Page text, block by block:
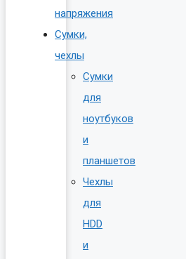
напряжения
Сумки,
чехлы
Сумки
для
ноутбуков
и
планшетов
Чехлы
для
HDD
и